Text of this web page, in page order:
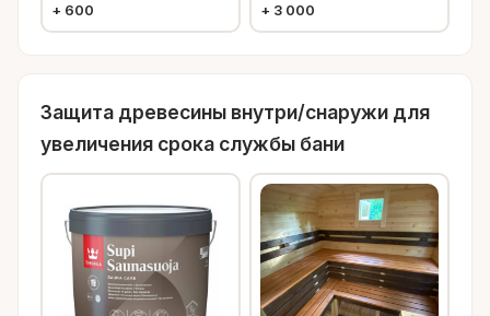
+ 600
+ 3 000
Защита древесины внутри/снаружи для
увеличения срока службы бани